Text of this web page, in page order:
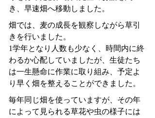
き、早速畑へ移動しました。
畑では、麦の成長を観察しながら草引
きを行いました。
1学年となり人数も少なく、時間内に終
わるか心配していましたが、生徒たち
は一生懸命に作業に取り組み、予定よ
り早く畑を整えることができました。
毎年同じ畑を使っていますが、その年
によって見られる草花や虫の様子には